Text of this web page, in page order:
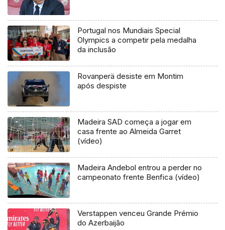
Portugal nos Mundiais Special
Olympics a competir pela medalha
da inclusão
Rovanperä desiste em Montim
após despiste
Madeira SAD começa a jogar em
casa frente ao Almeida Garret
(vídeo)
Madeira Andebol entrou a perder no
campeonato frente Benfica (vídeo)
Verstappen venceu Grande Prémio
do Azerbaijão